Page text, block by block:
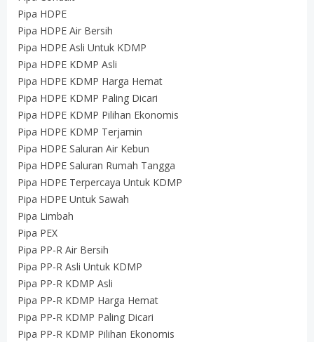
Pipa HDPE
Pipa HDPE Air Bersih
Pipa HDPE Asli Untuk KDMP
Pipa HDPE KDMP Asli
Pipa HDPE KDMP Harga Hemat
Pipa HDPE KDMP Paling Dicari
Pipa HDPE KDMP Pilihan Ekonomis
Pipa HDPE KDMP Terjamin
Pipa HDPE Saluran Air Kebun
Pipa HDPE Saluran Rumah Tangga
Pipa HDPE Terpercaya Untuk KDMP
Pipa HDPE Untuk Sawah
Pipa Limbah
Pipa PEX
Pipa PP-R Air Bersih
Pipa PP-R Asli Untuk KDMP
Pipa PP-R KDMP Asli
Pipa PP-R KDMP Harga Hemat
Pipa PP-R KDMP Paling Dicari
Pipa PP-R KDMP Pilihan Ekonomis